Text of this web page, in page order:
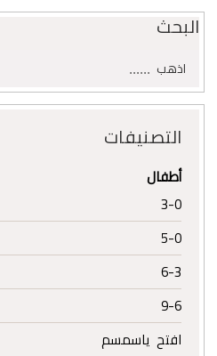
البحث
البحث
اذهب
التصنيفات
أطفال
3-0
5-0
6-3
9-6
افتح ياسمسم